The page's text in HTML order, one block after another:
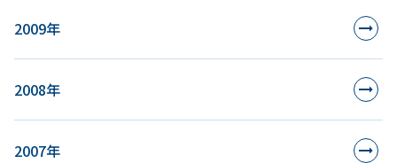
2009年
2008年
2007年